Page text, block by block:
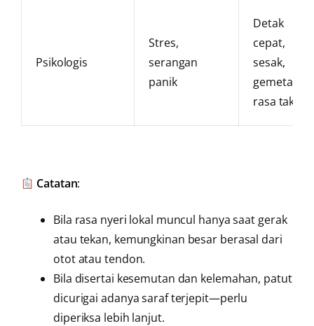
Psikologis
Stres,
serangan
panik
Detak
cepat,
sesak,
gemetar,
rasa takut
Catatan:
Bila rasa nyeri lokal muncul hanya saat gerak
atau tekan, kemungkinan besar berasal dari
otot atau tendon.
Bila disertai kesemutan dan kelemahan, patut
dicurigai adanya saraf terjepit—perlu
diperiksa lebih lanjut.